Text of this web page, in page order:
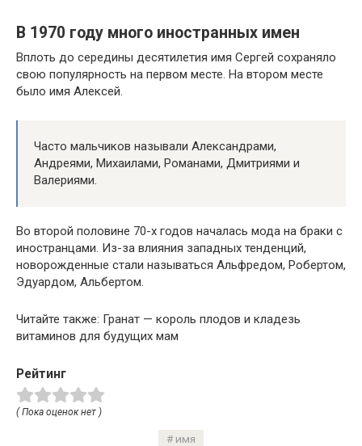
В 1970 году много иностранных имен
Вплоть до середины десятилетия имя Сергей сохраняло
свою популярность на первом месте. На втором месте
было имя Алексей.
Часто мальчиков называли Александрами,
Андреями, Михаилами, Романами, Дмитриями и
Валериями.
Во второй половине 70-х годов началась мода на браки с
иностранцами. Из-за влияния западных тенденций,
новорожденные стали называться Альфредом, Робертом,
Эдуардом, Альбертом.
Читайте также: Гранат — король плодов и кладезь
витаминов для будущих мам
Рейтинг
( Пока оценок нет )
имя